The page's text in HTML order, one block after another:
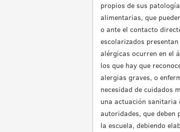
propios de sus
alimentarias, que
o ante el contacto
escolarizados
alérgicas ocurren en el
los que hay que
alergias graves, o
necesidad de cuidados
una actuación sanitaria
autoridades, que
la escuela, debiendo